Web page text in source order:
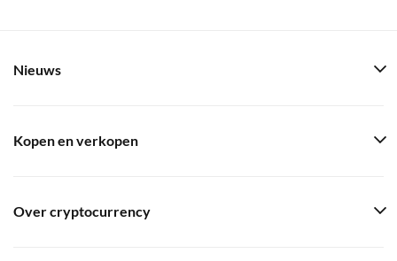
Nieuws
Kopen en verkopen
Over cryptocurrency